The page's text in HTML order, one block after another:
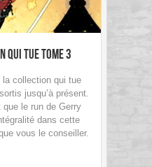
qui tue Tome 3
la collection qui tue
jusqu’à présent.
que le run de Gerry
dans cette
vous le conseiller.